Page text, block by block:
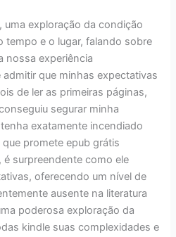
uma exploração da condição
tempo e o lugar, falando sobre
nossa experiência
que minhas expectativas
de ler as primeiras páginas,
segurar minha
exatamente incendiado
promete epub grátis
surpreendente como ele
oferecendo um nível de
ausente na literatura
poderosa exploração da
kindle suas complexidades e